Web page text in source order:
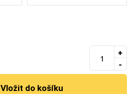
-
+
Vložit do košíku